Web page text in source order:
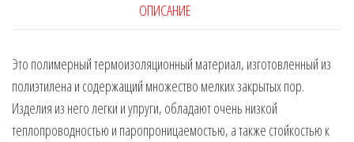
ОПИСАНИЕ
Это полимерный термоизоляционный материал, изготовленный из
полиэтилена и содержащий множество мелких закрытых пор.
Изделия из него легки и упруги, обладают очень низкой
теплопроводностью и паропроницаемостью, а также стойкостью к